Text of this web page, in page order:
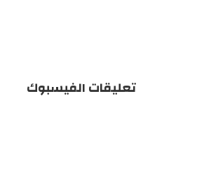
تعليقات الفيسبوك